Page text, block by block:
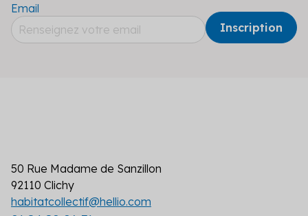
Email
50 Rue Madame de Sanzillon
92110 Clichy
habitatcollectif@hellio.com